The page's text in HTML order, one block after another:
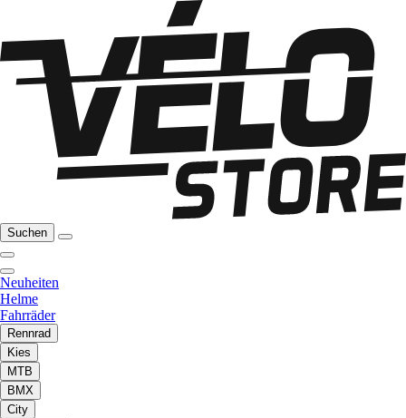
Suchen
Neuheiten
Helme
Fahrräder
Rennrad
Kies
MTB
BMX
City